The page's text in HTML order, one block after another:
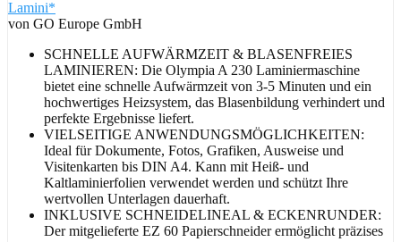
Lamini*
von GO Europe GmbH
SCHNELLE AUFWÄRMZEIT & BLASENFREIES
LAMINIEREN: Die Olympia A 230 Laminiermaschine
bietet eine schnelle Aufwärmzeit von 3-5 Minuten und ein
hochwertiges Heizsystem, das Blasenbildung verhindert und
perfekte Ergebnisse liefert.
VIELSEITIGE ANWENDUNGSMÖGLICHKEITEN:
Ideal für Dokumente, Fotos, Grafiken, Ausweise und
Visitenkarten bis DIN A4. Kann mit Heiß- und
Kaltlaminierfolien verwendet werden und schützt Ihre
wertvollen Unterlagen dauerhaft.
INKLUSIVE SCHNEIDELINEAL & ECKENRUNDER:
Der mitgelieferte EZ 60 Papierschneider ermöglicht präzises